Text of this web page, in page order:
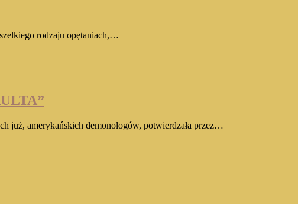
rodzaju opętaniach,…
już, amerykańskich demonologów, potwierdzała przez…